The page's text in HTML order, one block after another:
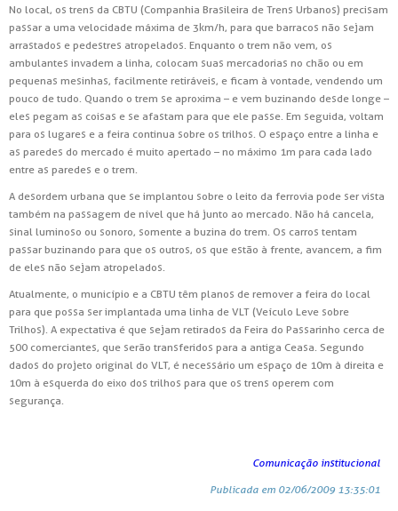
No local, os trens da CBTU (Companhia Brasileira de Trens Urbanos) precisam
passar a uma velocidade máxima de 3km/h, para que barracos não sejam
arrastados e pedestres atropelados. Enquanto o trem não vem, os
ambulantes invadem a linha, colocam suas mercadorias no chão ou em
pequenas mesinhas, facilmente retiráveis, e ficam à vontade, vendendo um
pouco de tudo. Quando o trem se aproxima – e vem buzinando desde longe –
eles pegam as coisas e se afastam para que ele passe. Em seguida, voltam
para os lugares e a feira continua sobre os trilhos. O espaço entre a linha e
as paredes do mercado é muito apertado – no máximo 1m para cada lado
entre as paredes e o trem.
A desordem urbana que se implantou sobre o leito da ferrovia pode ser vista
também na passagem de nível que há junto ao mercado. Não há cancela,
sinal luminoso ou sonoro, somente a buzina do trem. Os carros tentam
passar buzinando para que os outros, os que estão à frente, avancem, a fim
de eles não sejam atropelados.
Atualmente, o município e a CBTU têm planos de remover a feira do local
para que possa ser implantada uma linha de VLT (Veículo Leve sobre
Trilhos). A expectativa é que sejam retirados da Feira do Passarinho cerca de
500 comerciantes, que serão transferidos para a antiga Ceasa. Segundo
dados do projeto original do VLT, é necessário um espaço de 10m à direita e
10m à esquerda do eixo dos trilhos para que os trens operem com
segurança.
Comunicação institucional
Publicada em 02/06/2009 13:35:01